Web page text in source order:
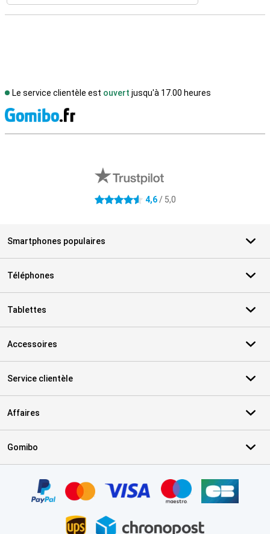
Le service clientèle est ouvert jusqu'à 17.00 heures
4.6 étoiles 4,6/ 5,0
Smartphones populaires
Téléphones
Tablettes
Accessoires
Service clientèle
Affaires
Gomibo